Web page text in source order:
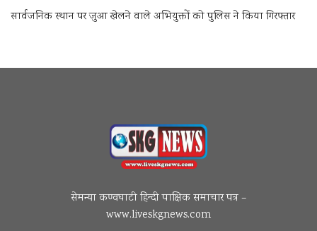
सार्वजनिक स्थान पर जुआ खेलने वाले अभियुक्तों को पुलिस ने किया गिरफ्तार
सेमन्या कण्वघाटी हिन्दी पाक्षिक समाचार पत्र –
www.liveskgnews.com